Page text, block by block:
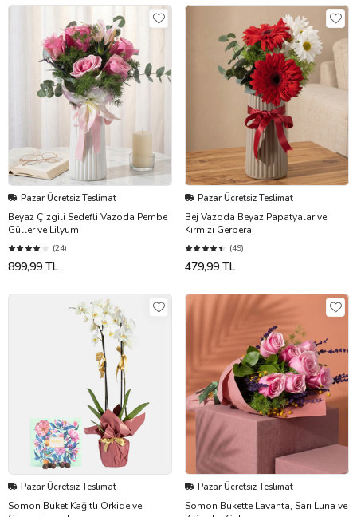
Pazar Ücretsiz Teslimat
Beyaz Çizgili Sedefli Vazoda Pembe
Güller ve Lilyum
(24)
899,99 TL
Pazar Ücretsiz Teslimat
Bej Vazoda Beyaz Papatyalar ve
Kırmızı Gerbera
(49)
479,99 TL
Pazar Ücretsiz Teslimat
Somon Buket Kağıtlı Orkide ve
Pazar Ücretsiz Teslimat
Somon Bukette Lavanta, Sarı Luna ve